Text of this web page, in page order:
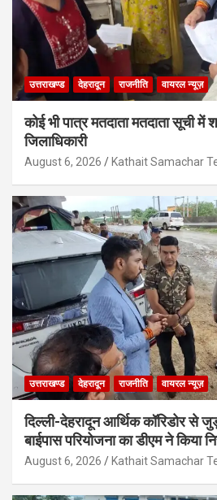
उत्तराखण्ड देहरादून राजनीति वायरल न्यूज़
कोई भी पात्र मतदाता मतदाता सूची में
जिलाधिकारी
August 6, 2026 Kathait Samachar
उत्तराखण्ड देहरादून राजनीति वायरल न्यूज़
दिल्ली-देहरादून आर्थिक कॉरिडोर से
बाईपास परियोजना का डीएम ने किया
August 6, 2026 Kathait Samachar